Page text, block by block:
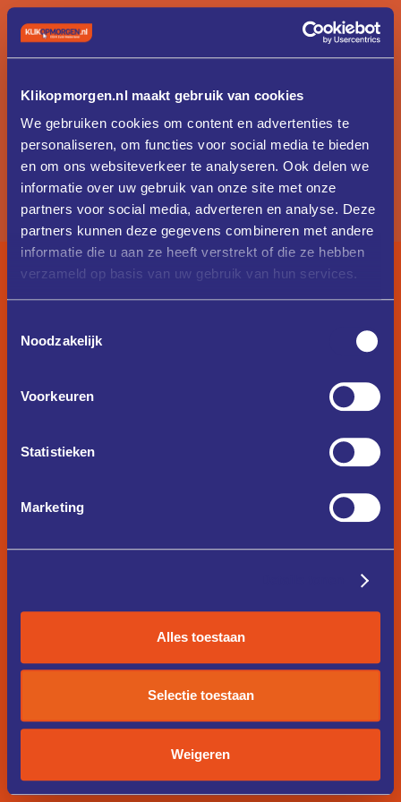
Klikopmorgen.nl maakt gebruik van cookies
We gebruiken cookies om content en advertenties te
personaliseren, om functies voor social media te bieden
en om ons websiteverkeer te analyseren. Ook delen we
informatie over uw gebruik van onze site met onze
partners voor social media, adverteren en analyse. Deze
partners kunnen deze gegevens combineren met andere
informatie die u aan ze heeft verstrekt of die ze hebben
verzameld op basis van uw gebruik van hun services.
Noodzakelijk
Voorkeuren
Statistieken
Marketing
Alles toestaan
Selectie toestaan
Weigeren